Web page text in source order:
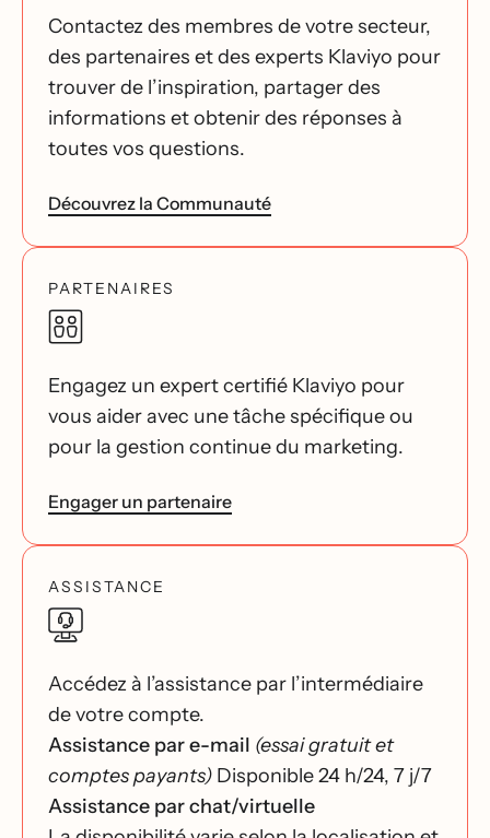
Contactez des membres de votre secteur,
des partenaires et des experts Klaviyo pour
trouver de l’inspiration, partager des
informations et obtenir des réponses à
toutes vos questions.
Découvrez la Communauté
PARTENAIRES
Engagez un expert certifié Klaviyo pour
vous aider avec une tâche spécifique ou
pour la gestion continue du marketing.
Engager un partenaire
ASSISTANCE
Accédez à l’assistance par l’intermédiaire
de votre compte.
Assistance par e-mail (essai gratuit et
comptes payants) Disponible 24 h/24, 7 j/7
Assistance par chat/virtuelle